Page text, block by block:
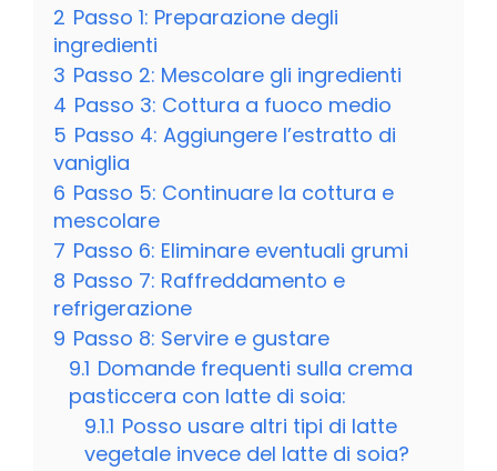
2 Passo 1: Preparazione degli
ingredienti
3 Passo 2: Mescolare gli ingredienti
4 Passo 3: Cottura a fuoco medio
5 Passo 4: Aggiungere l’estratto di
vaniglia
6 Passo 5: Continuare la cottura e
mescolare
7 Passo 6: Eliminare eventuali grumi
8 Passo 7: Raffreddamento e
refrigerazione
9 Passo 8: Servire e gustare
9.1 Domande frequenti sulla crema
pasticcera con latte di soia:
9.1.1 Posso usare altri tipi di latte
vegetale invece del latte di soia?